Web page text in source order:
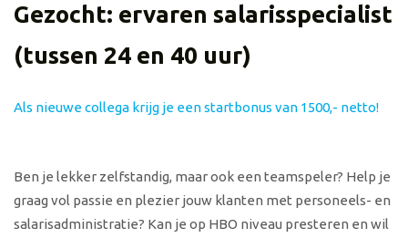
Gezocht: ervaren salarisspecialist
(tussen 24 en 40 uur)
Als nieuwe collega krijg je een startbonus van 1500,- netto!
Ben je lekker zelfstandig, maar ook een teamspeler? Help je
graag vol passie en plezier jouw klanten met personeels- en
salarisadministratie? Kan je op HBO niveau presteren en wil